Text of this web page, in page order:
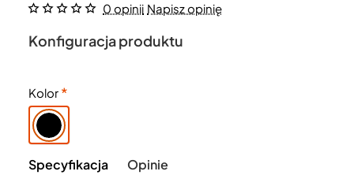
0 opinii Napisz opinię
Konfiguracja produktu
Kolor
Specyfikacja Opinie